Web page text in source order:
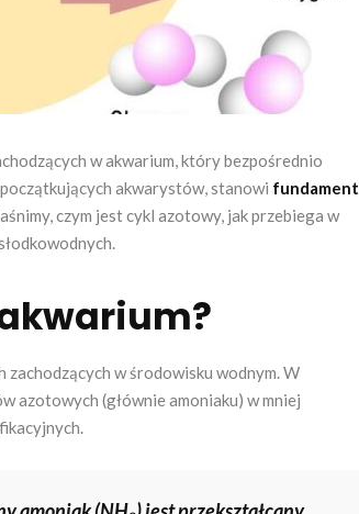
w akwarium, który bezpośrednio
akwarystów, stanowi fundament
czym jest cykl azotowy, jak przebiega w
w środowisku wodnym. W
azotowych (głównie amoniaku) w mniej